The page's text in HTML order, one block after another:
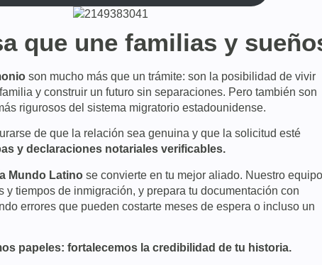
que une familias y
son mucho más que un trámite: son la posibilidad de vivir
y construir un futuro sin separaciones. Pero también son
rigurosos del sistema migratorio estadounidense.
de que la relación sea genuina y que la solicitud esté
y declaraciones notariales verificables.
Mundo Latino se convierte en tu mejor aliado. Nuestro equipo
y tiempos de inmigración, y prepara tu documentación con
errores que pueden costarte meses de espera o incluso un
papeles: fortalecemos la credibilidad de tu historia.